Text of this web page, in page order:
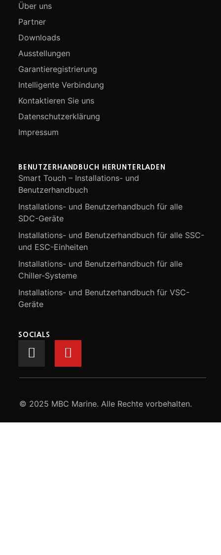
Über uns
Partner
Downloads
Ausstellungen
Garantieregistrierung
Intelligente Verbindung
Kontaktieren Sie uns
Datenschutzerklärung
Impressum
BENUTZERHANDBUCH HERUNTERLADEN
Smart Touch – Installations- und
Benutzerhandbuch
Installations- und Benutzerhandbuch für alle
SDC-Geräte
Installations- und Benutzerhandbuch für alle SSC-
und ESC-Einheiten
Installations- und Benutzerhandbuch für alle
Chiller-Systeme
Installations- und Benutzerhandbuch für VSC-
Geräte
SOCIALS
© 2025 MBC Marine. Alle Rechte vorbehalten.